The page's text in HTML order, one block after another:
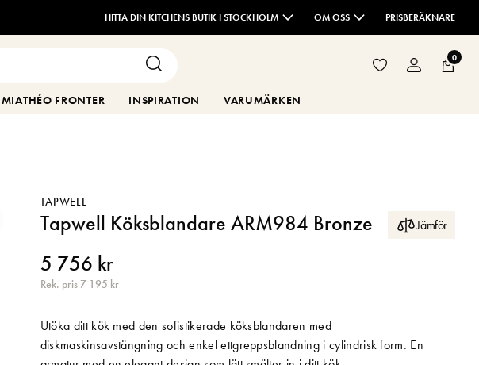
HITTA DIN KITCHENS BUTIK I STOCKHOLM OM OSS PRISBERÄKNARE
0
MIATHÉO FRONTER INSPIRATION VARUMÄRKEN
TAPWELL
Tapwell Köksblandare ARM984 Bronze Jämför
5 756 kr
Rek. pris 7 195 kr
Utöka ditt kök med den sofistikerade köksblandaren med
diskmaskinsavstängning och enkel ettgreppsblandning i cylindrisk form. En